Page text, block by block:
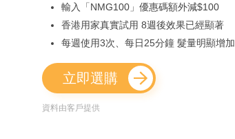
輸入「NMG100」優惠碼額外減$100
香港用家真實試用 8週後效果已經顯著
每週使用3次、每日25分鐘 髮量明顯增加
立即選購
資料由客戶提供